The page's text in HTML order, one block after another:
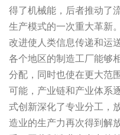
得了机械能，后者推动了
生产模式的一次重大革新
改进使人类信息传递和运
各个地区的制造工厂能够
分配，同时也使在更大范
可能，产业链和产业体系
式创新深化了专业分工，
造业的生产力再次得到解